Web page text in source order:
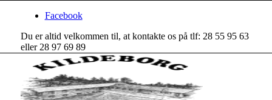
Facebook
Du er altid velkommen til, at kontakte os på tlf: 28 55 95 63
eller 28 97 69 89